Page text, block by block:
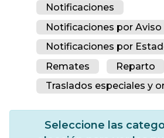
Notificaciones
Notificaciones por Aviso
Notificaciones por
Remates
Reparto
Traslados especiales y
Seleccione las